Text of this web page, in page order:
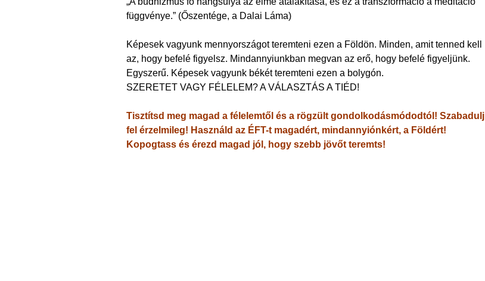
függvénye.” (Őszentége, a Dalai Láma)
Képesek vagyunk mennyországot teremteni ezen a Földön. Minden, amit tenned kell
az, hogy befelé figyelsz. Mindannyiunkban megvan az erő, hogy befelé figyeljünk.
Egyszerű. Képesek vagyunk békét teremteni ezen a bolygón.
SZERETET VAGY FÉLELEM? A VÁLASZTÁS A TIÉD!
Tisztítsd meg magad a félelemtől és a rögzült gondolkodásmódodtól! Szabadulj
fel érzelmileg! Használd az ÉFT-t magadért, mindannyiónkért, a Földért!
Kopogtass és érezd magad jól, hogy szebb jövőt teremts!